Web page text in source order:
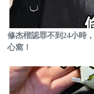
修杰楷認罪不到24小時
心窩！